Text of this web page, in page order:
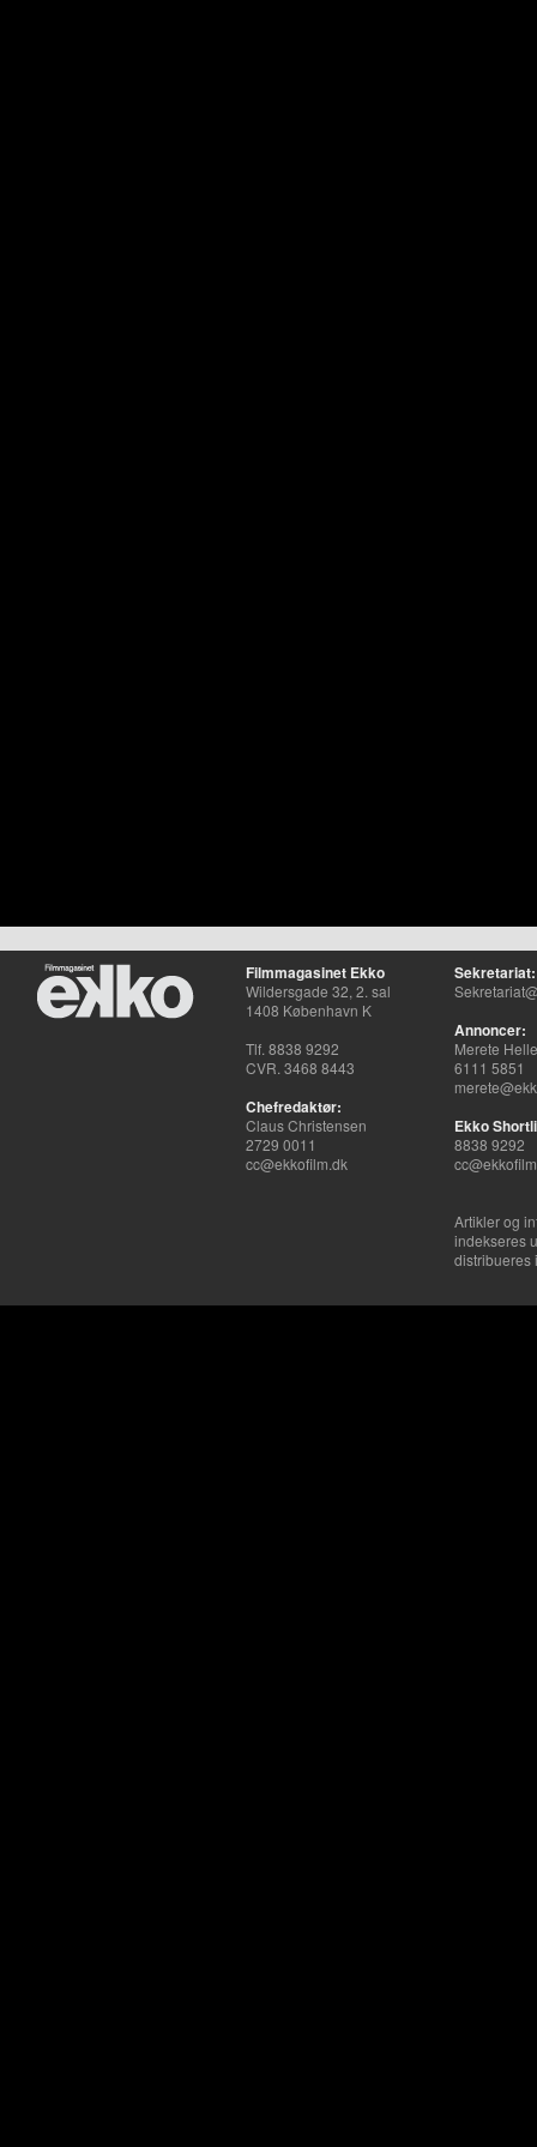
Filmmagasinet Ekko
Wildersgade 32, 2. sal
1408 København K
Tlf. 8838 9292
CVR. 3468 8443
Chefredaktør:
Claus Christensen
2729 0011
cc@ekkofilm.dk
Sekretariat:
Annoncer:
Merete
6111 5851
Ekko
8838 9292
Artikler og
indekseres
distribueres